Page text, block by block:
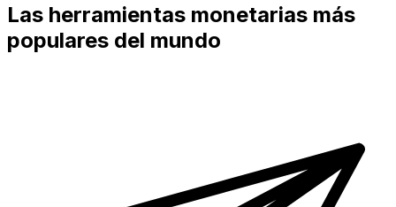
Las herramientas monetarias más
populares del mundo